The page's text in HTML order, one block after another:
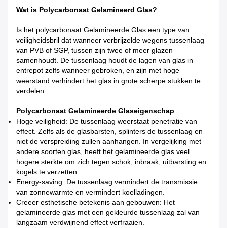
Wat is Polycarbonaat Gelamineerd Glas?
Is het polycarbonaat Gelamineerde Glas een type van
veiligheidsbril dat wanneer verbrijzelde wegens tussenlaag
van PVB of SGP, tussen zijn twee of meer glazen
samenhoudt. De tussenlaag houdt de lagen van glas in
entrepot zelfs wanneer gebroken, en zijn met hoge
weerstand verhindert het glas in grote scherpe stukken te
verdelen.
Polycarbonaat Gelamineerde Glaseigenschap
Hoge veiligheid: De tussenlaag weerstaat penetratie van
effect. Zelfs als de glasbarsten, splinters de tussenlaag en
niet de verspreiding zullen aanhangen. In vergelijking met
andere soorten glas, heeft het gelamineerde glas veel
hogere sterkte om zich tegen schok, inbraak, uitbarsting en
kogels te verzetten.
Energy-saving: De tussenlaag vermindert de transmissie
van zonnewarmte en vermindert koelladingen.
Creeer esthetische betekenis aan gebouwen: Het
gelamineerde glas met een gekleurde tussenlaag zal van
langzaam verdwijnend effect verfraaien.